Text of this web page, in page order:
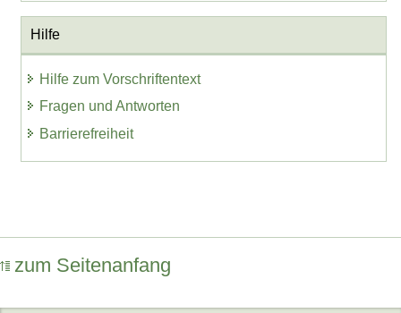
Hilfe
Hilfe zum Vorschriftentext
Fragen und Antworten
Barrierefreiheit
zum Seitenanfang